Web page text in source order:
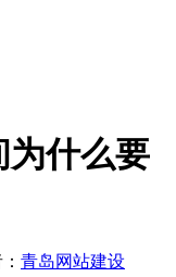
为什么要
青岛网站建设